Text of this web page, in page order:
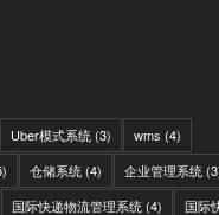
Uber模式系统(3) wms (4)
仓储系统(4) 企业管理系统
国际快递物流管理系统(4) 国际